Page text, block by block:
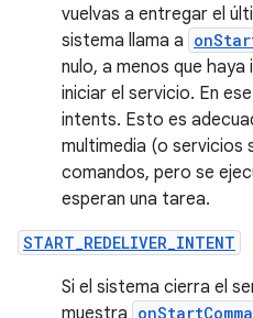
vuelvas a entregar el
sistema llama a
nulo, a menos que
iniciar el servicio. En
intents. Esto es
multimedia (o servicios
comandos, pero se
esperan una tarea.
START_REDELIVER_INTENT
Si el sistema cierra el
muestra